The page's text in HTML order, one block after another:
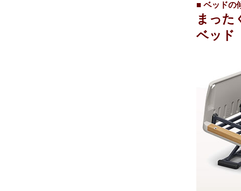
■ ベッドの
まった
ベッド